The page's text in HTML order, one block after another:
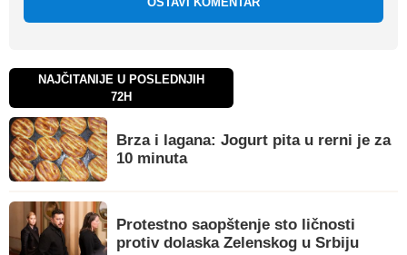
NAJČITANIJE U POSLEDNJIH
72H
Brza i lagana: Jogurt pita u rerni je za
10 minuta
Protestno saopštenje sto ličnosti
protiv dolaska Zelenskog u Srbiju